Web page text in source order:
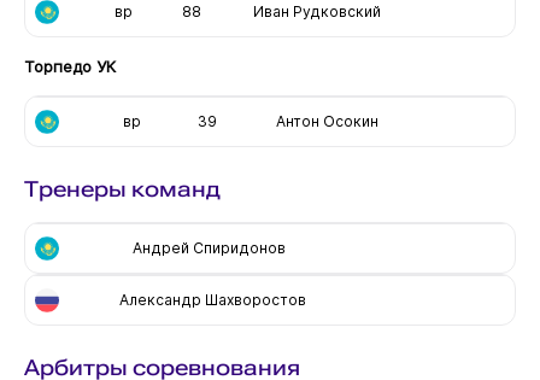
вр 88 Иван Рудковский
Торпедо УК
вр 39 Антон Осокин
Тренеры команд
Андрей Спиридонов
Александр Шахворостов
Арбитры соревнования